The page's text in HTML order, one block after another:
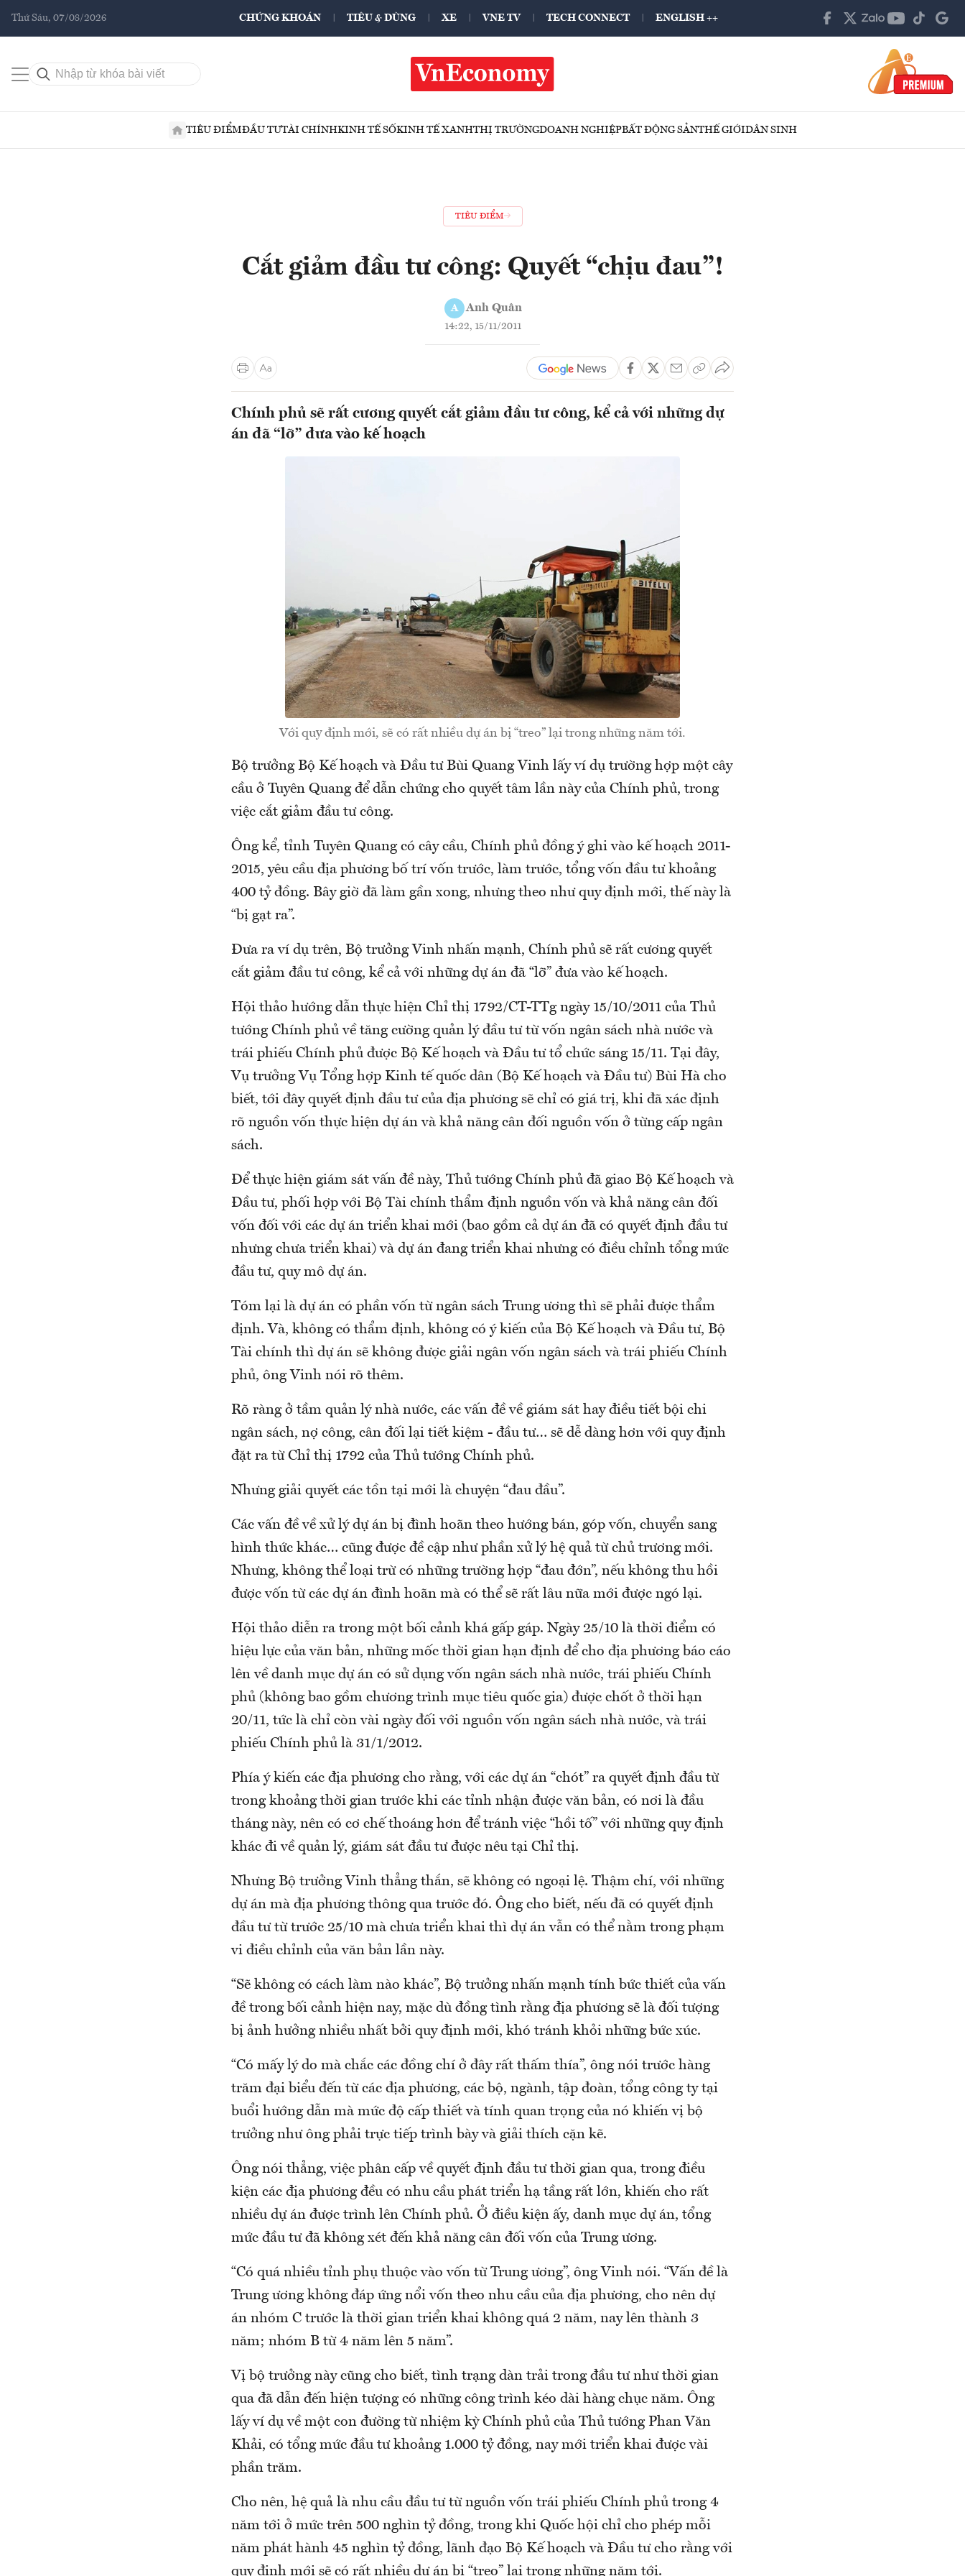
Thứ Sáu, 07/08/2026 CHỨNG KHOÁN TIÊU & DÙNG XE VNE TV TECH CONNECT ENGLISH ++
TIÊU ĐIỂMĐẦU TƯTÀI CHÍNHKINH TẾ SỐKINH TẾ XANHTHỊ TRƯỜNGDOANH NGHIỆPBẤT ĐỘNG SẢNTHẾ GIỚIDÂN SINH
TIÊU ĐIỂM
Cắt giảm đầu tư công: Quyết “chịu đau”!
A Anh Quân
14:22, 15/11/2011
Chính phủ sẽ rất cương quyết cắt giảm đầu tư công, kể cả với những dự
án đã “lỡ” đưa vào kế hoạch
Với quy định mới, sẽ có rất nhiều dự án bị “treo” lại trong những năm tới.
Bộ trưởng Bộ Kế hoạch và Đầu tư Bùi Quang Vinh lấy ví dụ trường hợp một cây
cầu ở Tuyên Quang để dẫn chứng cho quyết tâm lần này của Chính phủ, trong
việc cắt giảm đầu tư công.
Ông kể, tỉnh Tuyên Quang có cây cầu, Chính phủ đồng ý ghi vào kế hoạch 2011-
2015, yêu cầu địa phương bố trí vốn trước, làm trước, tổng vốn đầu tư khoảng
400 tỷ đồng. Bây giờ đã làm gần xong, nhưng theo như quy định mới, thế này là
“bị gạt ra”.
Đưa ra ví dụ trên, Bộ trưởng Vinh nhấn mạnh, Chính phủ sẽ rất cương quyết
cắt giảm đầu tư công, kể cả với những dự án đã “lỡ” đưa vào kế hoạch.
Hội thảo hướng dẫn thực hiện Chỉ thị 1792/CT-TTg ngày 15/10/2011 của Thủ
tướng Chính phủ về tăng cường quản lý đầu tư từ vốn ngân sách nhà nước và
trái phiếu Chính phủ được Bộ Kế hoạch và Đầu tư tổ chức sáng 15/11. Tại đây,
Vụ trưởng Vụ Tổng hợp Kinh tế quốc dân (Bộ Kế hoạch và Đầu tư) Bùi Hà cho
biết, tới đây quyết định đầu tư của địa phương sẽ chỉ có giá trị, khi đã xác định
rõ nguồn vốn thực hiện dự án và khả năng cân đối nguồn vốn ở từng cấp ngân
sách.
Để thực hiện giám sát vấn đề này, Thủ tướng Chính phủ đã giao Bộ Kế hoạch và
Đầu tư, phối hợp với Bộ Tài chính thẩm định nguồn vốn và khả năng cân đối
vốn đối với các dự án triển khai mới (bao gồm cả dự án đã có quyết định đầu tư
nhưng chưa triển khai) và dự án đang triển khai nhưng có điều chỉnh tổng mức
đầu tư, quy mô dự án.
Tóm lại là dự án có phần vốn từ ngân sách Trung ương thì sẽ phải được thẩm
định. Và, không có thẩm định, không có ý kiến của Bộ Kế hoạch và Đầu tư, Bộ
Tài chính thì dự án sẽ không được giải ngân vốn ngân sách và trái phiếu Chính
phủ, ông Vinh nói rõ thêm.
Rõ ràng ở tầm quản lý nhà nước, các vấn đề về giám sát hay điều tiết bội chi
ngân sách, nợ công, cân đối lại tiết kiệm - đầu tư… sẽ dễ dàng hơn với quy định
đặt ra từ Chỉ thị 1792 của Thủ tướng Chính phủ.
Nhưng giải quyết các tồn tại mới là chuyện “đau đầu”.
Các vấn đề về xử lý dự án bị đình hoãn theo hướng bán, góp vốn, chuyển sang
hình thức khác… cũng được đề cập như phần xử lý hệ quả từ chủ trương mới.
Nhưng, không thể loại trừ có những trường hợp “đau đớn”, nếu không thu hồi
được vốn từ các dự án đình hoãn mà có thể sẽ rất lâu nữa mới được ngó lại.
Hội thảo diễn ra trong một bối cảnh khá gấp gáp. Ngày 25/10 là thời điểm có
hiệu lực của văn bản, những mốc thời gian hạn định để cho địa phương báo cáo
lên về danh mục dự án có sử dụng vốn ngân sách nhà nước, trái phiếu Chính
phủ (không bao gồm chương trình mục tiêu quốc gia) được chốt ở thời hạn
20/11, tức là chỉ còn vài ngày đối với nguồn vốn ngân sách nhà nước, và trái
phiếu Chính phủ là 31/1/2012.
Phía ý kiến các địa phương cho rằng, với các dự án “chót” ra quyết định đầu từ
trong khoảng thời gian trước khi các tỉnh nhận được văn bản, có nơi là đầu
tháng này, nên có cơ chế thoáng hơn để tránh việc “hồi tố” với những quy định
khác đi về quản lý, giám sát đầu tư được nêu tại Chỉ thị.
Nhưng Bộ trưởng Vinh thẳng thắn, sẽ không có ngoại lệ. Thậm chí, với những
dự án mà địa phương thông qua trước đó. Ông cho biết, nếu đã có quyết định
đầu tư từ trước 25/10 mà chưa triển khai thì dự án vẫn có thể nằm trong phạm
vi điều chỉnh của văn bản lần này.
“Sẽ không có cách làm nào khác”, Bộ trưởng nhấn mạnh tính bức thiết của vấn
đề trong bối cảnh hiện nay, mặc dù đồng tình rằng địa phương sẽ là đối tượng
bị ảnh hưởng nhiều nhất bởi quy định mới, khó tránh khỏi những bức xúc.
“Có mấy lý do mà chắc các đồng chí ở đây rất thấm thía”, ông nói trước hàng
trăm đại biểu đến từ các địa phương, các bộ, ngành, tập đoàn, tổng công ty tại
buổi hướng dẫn mà mức độ cấp thiết và tính quan trọng của nó khiến vị bộ
trưởng như ông phải trực tiếp trình bày và giải thích cặn kẽ.
Ông nói thẳng, việc phân cấp về quyết định đầu tư thời gian qua, trong điều
kiện các địa phương đều có nhu cầu phát triển hạ tầng rất lớn, khiến cho rất
nhiều dự án được trình lên Chính phủ. Ở điều kiện ấy, danh mục dự án, tổng
mức đầu tư đã không xét đến khả năng cân đối vốn của Trung ương.
“Có quá nhiều tỉnh phụ thuộc vào vốn từ Trung ương”, ông Vinh nói. “Vấn đề là
Trung ương không đáp ứng nổi vốn theo nhu cầu của địa phương, cho nên dự
án nhóm C trước là thời gian triển khai không quá 2 năm, nay lên thành 3
năm; nhóm B từ 4 năm lên 5 năm”.
Vị bộ trưởng này cũng cho biết, tình trạng dàn trải trong đầu tư như thời gian
qua đã dẫn đến hiện tượng có những công trình kéo dài hàng chục năm. Ông
lấy ví dụ về một con đường từ nhiệm kỳ Chính phủ của Thủ tướng Phan Văn
Khải, có tổng mức đầu tư khoảng 1.000 tỷ đồng, nay mới triển khai được vài
phần trăm.
Cho nên, hệ quả là nhu cầu đầu tư từ nguồn vốn trái phiếu Chính phủ trong 4
năm tới ở mức trên 500 nghìn tỷ đồng, trong khi Quốc hội chỉ cho phép mỗi
năm phát hành 45 nghìn tỷ đồng, lãnh đạo Bộ Kế hoạch và Đầu tư cho rằng với
quy định mới sẽ có rất nhiều dự án bị “treo” lại trong những năm tới.